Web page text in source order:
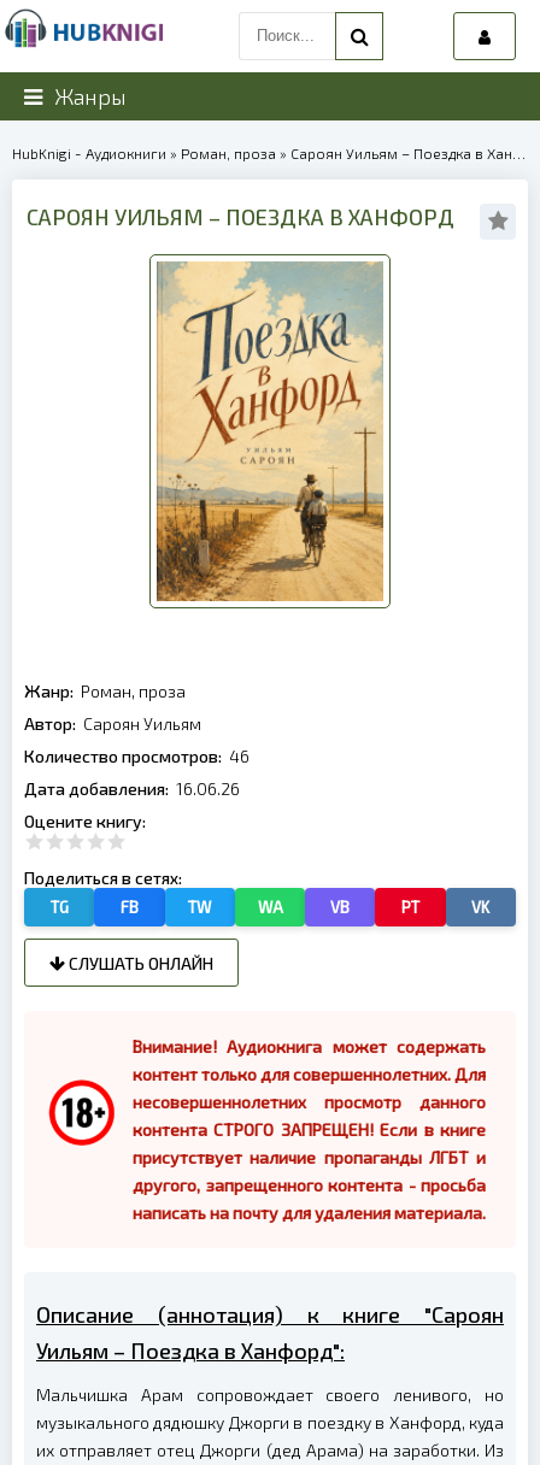
Жанры
HubKnigi - Аудиокниги » Роман, проза » Сароян Уильям – Поездка в Ханфорд | 40171
САРОЯН УИЛЬЯМ – ПОЕЗДКА В ХАНФОРД
Жанр: Роман, проза
Автор: Сароян Уильям
Количество просмотров: 46
Дата добавления: 16.06.26
Оцените книгу:
Поделиться в сетях:
TG FB TW WA VB PT VK
СЛУШАТЬ ОНЛАЙН
Внимание! Аудиокнига может содержать
контент только для совершеннолетних. Для
несовершеннолетних просмотр данного
контента СТРОГО ЗАПРЕЩЕН! Если в книге
присутствует наличие пропаганды ЛГБТ и
другого, запрещенного контента - просьба
написать на почту для удаления материала.
Описание (аннотация) к книге "Сароян
Уильям – Поездка в Ханфорд":
Мальчишка Арам сопровождает своего ленивого, но
музыкального дядюшку Джорги в поездку в Ханфорд, куда
их отправляет отец Джорги (дед Арама) на заработки. Из